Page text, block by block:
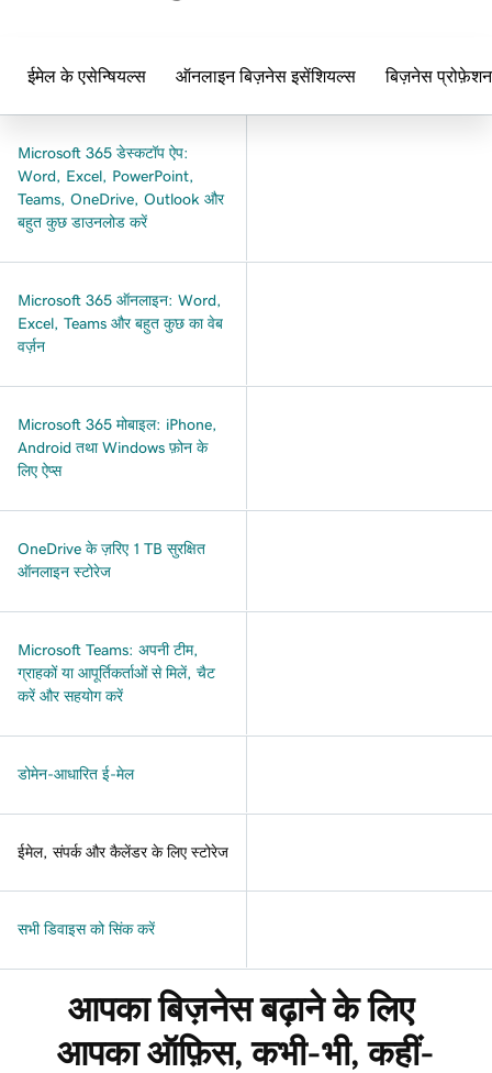
ईमेल के एसेन्षियल्स ऑनलाइन बिज़नेस इसेंशियल्स बिज़नेस
Microsoft 365 डेस्कटॉप ऐप:
Word, Excel, PowerPoint,
Teams, OneDrive, Outlook और
बहुत कुछ डाउनलोड करें
Microsoft 365 ऑनलाइन: Word,
Excel, Teams और बहुत कुछ का वेब
वर्ज़न
Microsoft 365 मोबाइल: iPhone,
Android तथा Windows फ़ोन के
लिए ऐप्स
OneDrive के ज़रिए 1 TB सुरक्षित
ऑनलाइन स्टोरेज
Microsoft Teams: अपनी टीम,
ग्राहकों या आपूर्तिकर्ताओं से मिलें, चैट
करें और सहयोग करें
डोमेन-आधारित ई-मेल
ईमेल, संपर्क और कैलेंडर के लिए स्टोरेज
सभी डिवाइस को सिंक करें
आपका बिज़नेस बढ़ाने के लिए
आपका ऑफ़िस, कभी-भी, कहीं-